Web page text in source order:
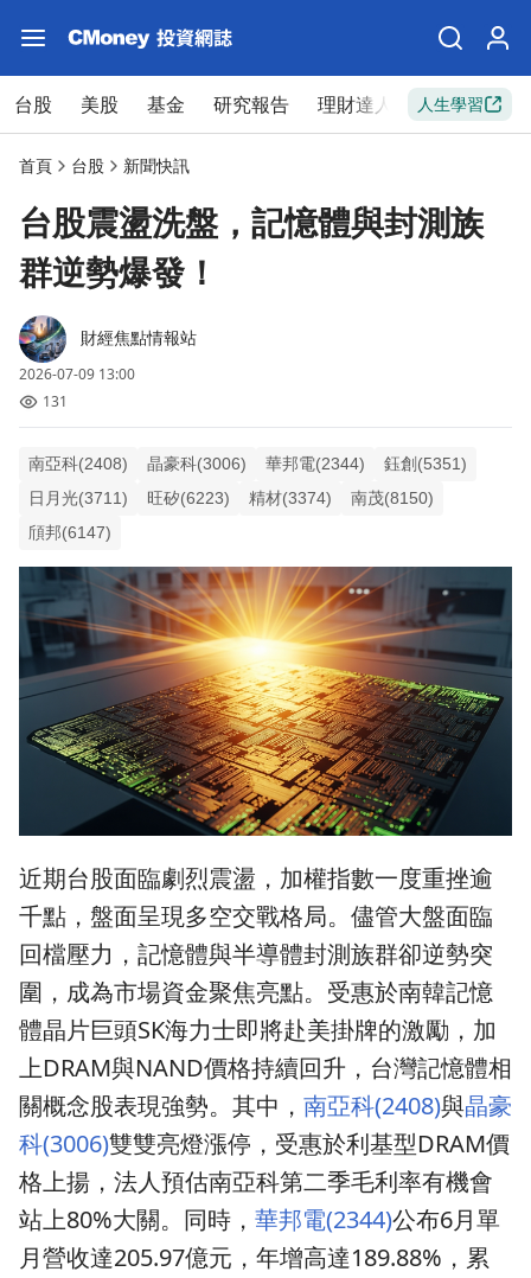
台股 美股 基金 研究報告 理財達人 新手入門
人生學習
首頁 台股 新聞快訊
台股震盪洗盤，記憶體與封測族
群逆勢爆發！
財經焦點情報站
2026-07-09 13:00
131
南亞科(2408) 晶豪科(3006) 華邦電(2344)
鈺創(5351)
日月光(3711)
旺矽(6223) 精材(3374)
南茂(8150)
頎邦(6147)
近期台股面臨劇烈震盪，加權指數一度重挫逾
千點，盤面呈現多空交戰格局。儘管大盤面臨
回檔壓力，記憶體與半導體封測族群卻逆勢突
圍，成為市場資金聚焦亮點。受惠於南韓記憶
體晶片巨頭SK海力士即將赴美掛牌的激勵，加
上DRAM與NAND價格持續回升，台灣記憶體相
關概念股表現強勢。其中， 南亞科(2408)與晶豪
科(3006)雙雙亮燈漲停，受惠於利基型DRAM價
格上揚，法人預估南亞科第二季毛利率有機會
站上80%大關。同時， 華邦電(2344)公布6月單
月營收達205.97億元，年增高達189.88%，累